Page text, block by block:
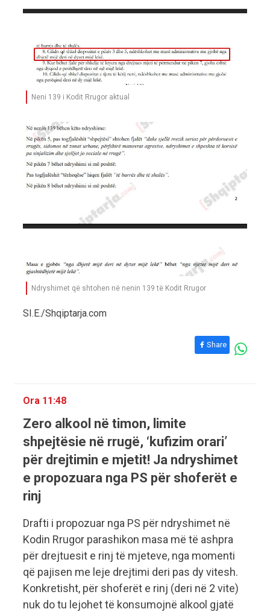
Neni 139 i Kodit Rrugor aktual
Ndryshimet që shtohen në nenin 139 të Kodit Rrugor
SI.E./Shqiptarja.com
Share
Ora 11:48
Zero alkool në timon, limite
shpejtësie në rrugë, ‘kufizim orari’
për drejtimin e mjetit! Ja ndryshimet
e propozuara nga PS për shoferët e
rinj
Drafti i propozuar nga PS për ndryshimet në
Kodin Rrugor parashikon masa më të ashpra
për drejtuesit e rinj të mjeteve, nga momenti
që pajisen me leje drejtimi deri pas dy vitesh.
Konkretisht, për shoferët e rinj (deri në 2 vite)
nuk do tu lejohet të konsumojnë alkool gjatë